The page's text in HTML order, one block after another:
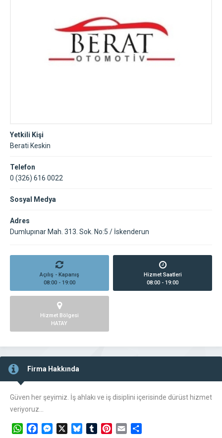
Yetkili Kişi
Berati Keskin
Telefon
0 (326) 616 0022
Sosyal Medya
Adres
Dumlupınar Mah. 313. Sok. No:5 / İskenderun
Açılış - Kapanış
08:00 - 19:00
Hizmet Saatleri
08:00 - 19:00
Hizmet Bölgesi
HATAY
Firma Hakkında
Güven her şeyimiz. İş ahlakı ve iş disiplini içerisinde dürüst hizmet
veriyoruz…
WhatsAppFacebookMessengerBlueskyTumblrPinterest
Email